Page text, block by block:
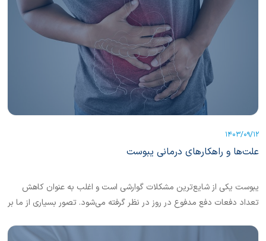
1403/09/12
علت‌ها و راهکارهای درمانی یبوست
یبوست یکی از شایع‌ترین مشکلات گوارشی است و اغلب به عنوان کاهش
تعداد دفعات دفع مدفوع در روز در نظر گرفته می‌شود. تصور بسیاری از ما بر
نیست. اگر در هفته سه بار اجابت مزاج داشته باشیم و احساس خوبی داریم،